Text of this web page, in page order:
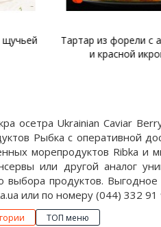
форели с авокадо
осетра Ukrainian Caviar
Рыбка с оперативной
морепродуктов Ribka и
или другой аналог
выбора продуктов.
или по номеру (044) 332 91
ТОП меню